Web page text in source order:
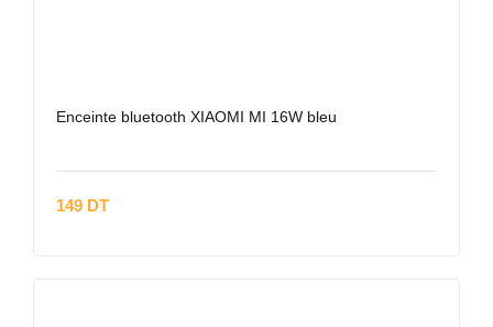
Enceinte bluetooth XIAOMI MI 16W bleu
149 DT